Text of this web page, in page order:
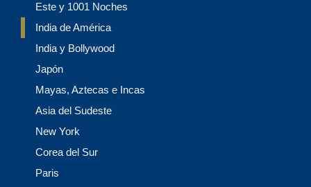
Este y 1001 Noches
India de América
India y Bollywood
Japón
Mayas, Aztecas e Incas
Asia del Sudeste
New York
Corea del Sur
Paris